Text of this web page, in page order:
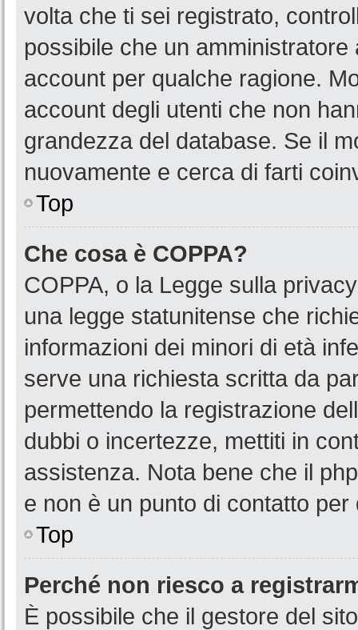
volta che ti sei registrato,
possibile che un
account per qualche ragione.
account degli utenti che non
grandezza del database. Se il
nuovamente e cerca di farti
Top
Che cosa è COPPA?
COPPA, o la Legge sulla
una legge statunitense che
informazioni dei minori di età
serve una richiesta scritta da
permettendo la registrazione
dubbi o incertezze, mettiti in
assistenza. Nota bene che il
e non è un punto di contatto
Top
Perché non riesco a
È possibile che il gestore del